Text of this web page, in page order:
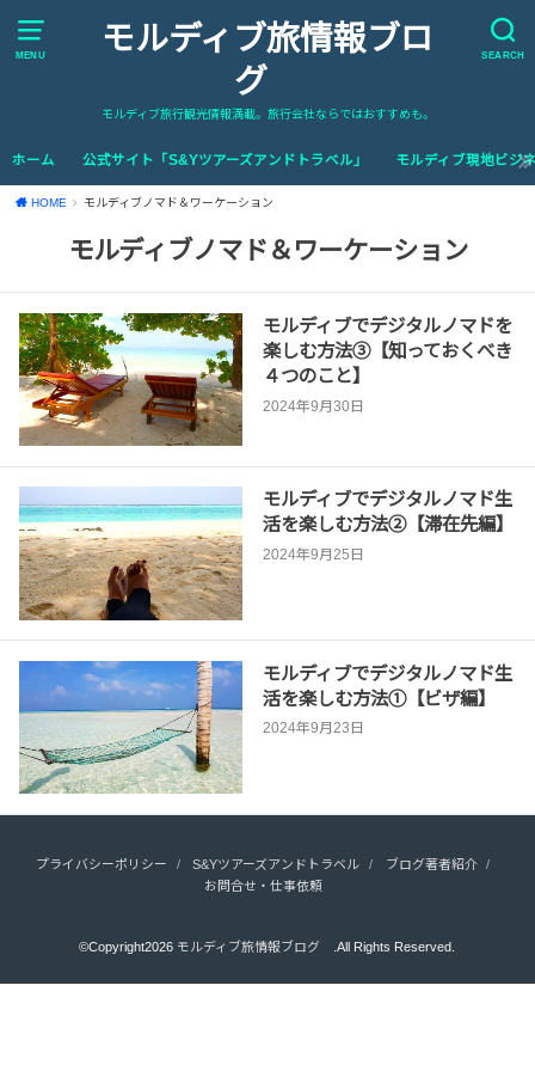
MENU SEARCH
モルディブ旅情報ブロ
グ
モルディブ旅行観光情報満載。旅行会社ならではおすすめも。
ホーム 公式サイト「S&Yツアーズアンドトラベル」 モルディブ現地ビジ
HOME モルディブノマド＆ワーケーション
モルディブノマド＆ワーケーション
モルディブでデジタルノマドを
楽しむ方法③【知っておくべき
４つのこと】
2024年9月30日
モルディブでデジタルノマド生
活を楽しむ方法②【滞在先編】
2024年9月25日
モルディブでデジタルノマド生
活を楽しむ方法①【ビザ編】
2024年9月23日
プライバシーポリシー S&Yツアーズアンドトラベル
ブログ著者紹介
お問合せ・仕事依頼
©Copyright2026 モルディブ旅情報ブログ .All Rights Reserved.